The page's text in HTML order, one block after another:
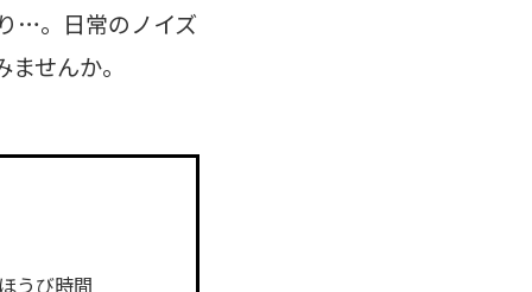
…。日常のノイズ
せんか。
うび時間